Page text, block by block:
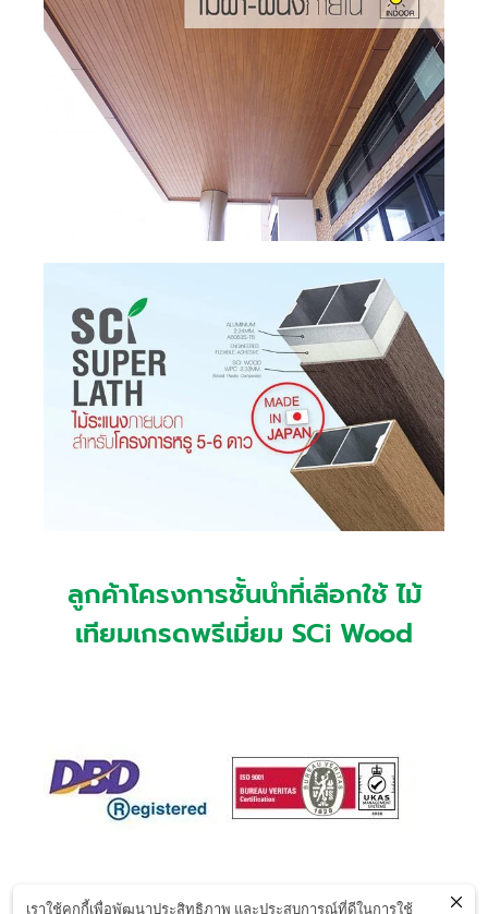
ลูกค้าโครงการชั้นนำที่เลือกใช้ ไม้
เทียมเกรดพรีเมี่ยม SCi Wood
เราใช้คุกกี้เพื่อพัฒนาประสิทธิภาพ และประสบการณ์ที่ดีในการใช้